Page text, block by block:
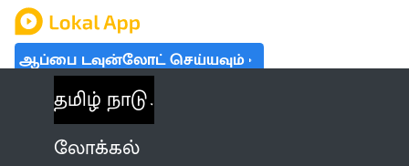
ஆப்பை டவுன்லோட் செய்யவும்
தமிழ் நாடு
லோக்கல்